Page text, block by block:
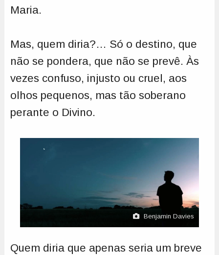
Maria.
Mas, quem diria?… Só o destino, que
não se pondera, que não se prevê. Às
vezes confuso, injusto ou cruel, aos
olhos pequenos, mas tão soberano
perante o Divino.
Benjamin Davies
Quem diria que apenas seria um breve